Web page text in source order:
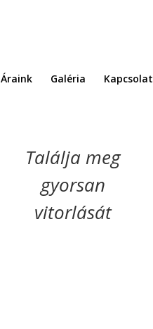
Áraink Galéria Kapcsolat
Találja meg
gyorsan
vitorlását